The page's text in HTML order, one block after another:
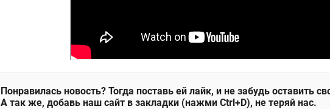
Понравилась новость? Тогда поставь ей лайк, и не забудь оставить
А так же, добавь наш сайт в закладки (нажми Ctrl+D), не теряй нас.